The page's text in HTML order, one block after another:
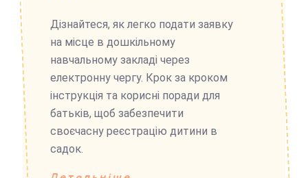
Дізнайтеся, як легко подати заявку
на місце в дошкільному
навчальному закладі через
електронну чергу. Крок за кроком
інструкція та корисні поради для
батьків, щоб забезпечити
своєчасну реєстрацію дитини в
садок.